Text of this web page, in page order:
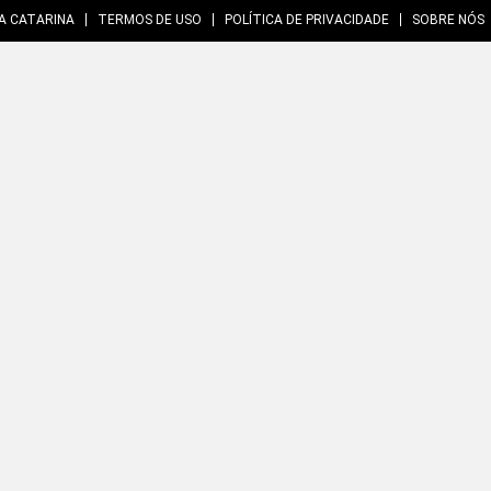
CATARINA TERMOS DE USO POLÍTICA DE PRIVACIDADE SOBRE NÓS